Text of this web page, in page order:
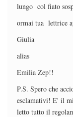
lungo col fiato
ormai tua lettrice
Giulia
alias
Emilia Zep!!
P.S. Spero che
esclamativi! E' il
letto tutto il